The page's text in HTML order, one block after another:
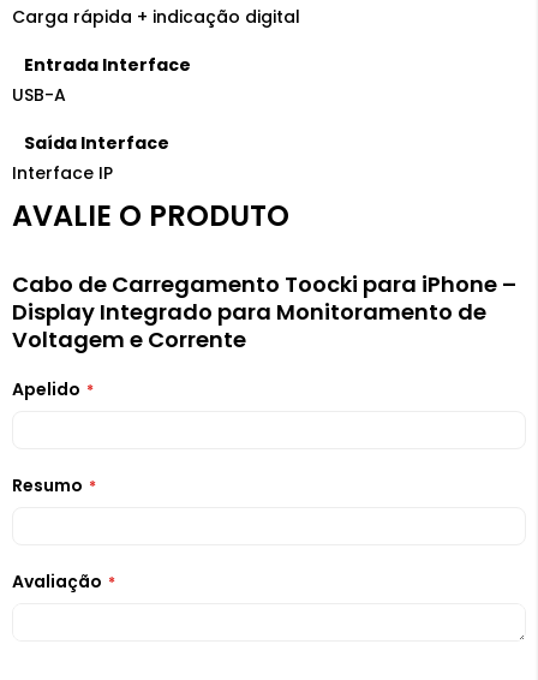
Carga rápida + indicação digital
Entrada Interface
USB-A
Saída Interface
Interface IP
AVALIE O PRODUTO
Cabo de Carregamento Toocki para iPhone –
Display Integrado para Monitoramento de
Voltagem e Corrente
Apelido
Resumo
Avaliação